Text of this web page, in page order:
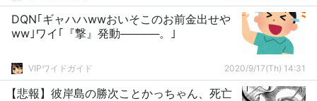
DQN｢ギャハハwwおいそこのお前金出せや
ww｣ワイ｢『撃』発動─────。｣
VIPワイドガイド 2020/9/17(Th) 14:31
【悲報】彼岸島の勝次ことかっちゃん、死亡